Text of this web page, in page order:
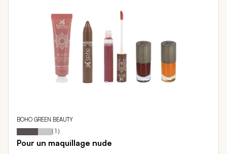
BOHO GREEN BEAUTY
Notation: 60
% of
( 1 )
Pour un maquillage nude